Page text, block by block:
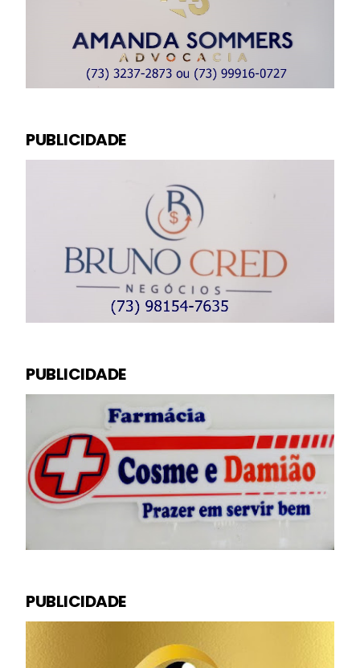
PUBLICIDADE
PUBLICIDADE
PUBLICIDADE